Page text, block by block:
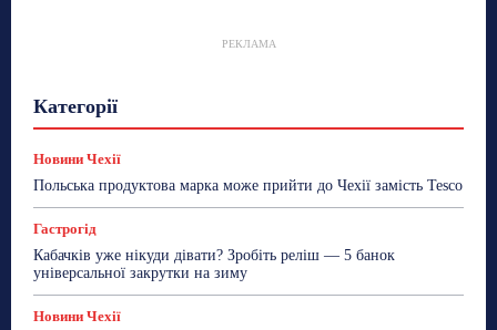
РЕКЛАМА
Категорії
Новини Чехії
Сад та город Світ
Спорт
ТехноМанія
Топ-новини Фоторепортаж
Новини Чехії
Польська продуктова марка може прийти до Чехії замість Tesco
Гастрогід
Кабачків уже нікуди дівати? Зробіть реліш — 5 банок
універсальної закрутки на зиму
Новини Чехії